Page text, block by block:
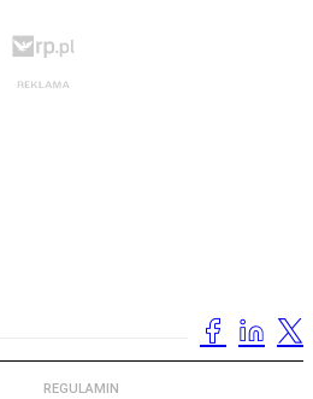
REGULAMIN